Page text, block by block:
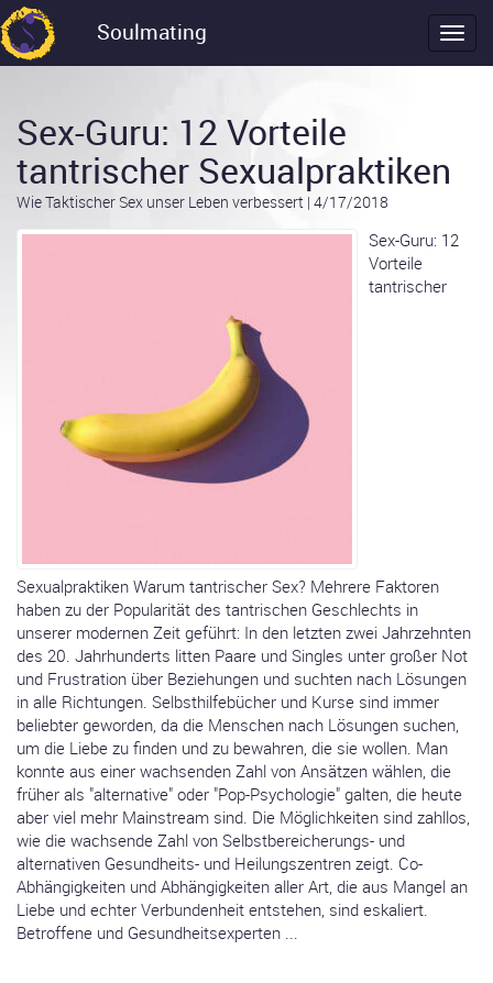
Soulmating
Sex-Guru: 12 Vorteile
tantrischer Sexualpraktiken
Wie Taktischer Sex unser Leben verbessert | 4/17/2018
Sex-Guru: 12
Vorteile
tantrischer
Sexualpraktiken Warum tantrischer Sex? Mehrere Faktoren
haben zu der Popularität des tantrischen Geschlechts in
unserer modernen Zeit geführt: In den letzten zwei Jahrzehnten
des 20. Jahrhunderts litten Paare und Singles unter großer Not
und Frustration über Beziehungen und suchten nach Lösungen
in alle Richtungen. Selbsthilfebücher und Kurse sind immer
beliebter geworden, da die Menschen nach Lösungen suchen,
um die Liebe zu finden und zu bewahren, die sie wollen. Man
konnte aus einer wachsenden Zahl von Ansätzen wählen, die
früher als "alternative" oder "Pop-Psychologie" galten, die heute
aber viel mehr Mainstream sind. Die Möglichkeiten sind zahllos,
wie die wachsende Zahl von Selbstbereicherungs- und
alternativen Gesundheits- und Heilungszentren zeigt. Co-
Abhängigkeiten und Abhängigkeiten aller Art, die aus Mangel an
Liebe und echter Verbundenheit entstehen, sind eskaliert.
Betroffene und Gesundheitsexperten ...